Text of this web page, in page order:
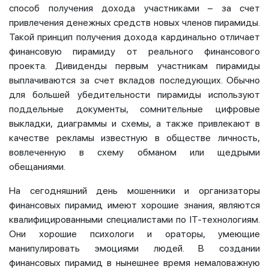
способ получения дохода участниками – за счет
привлечения денежных средств новых членов пирамиды.
Такой принцип получения дохода кардинально отличает
финансовую пирамиду от реального финансового
проекта. Дивиденды первым участникам пирамиды
выплачиваются за счет вкладов последующих. Обычно
для большей убедительности пирамиды используют
поддельные документы, сомнительные цифровые
выкладки, диаграммы и схемы, а также привлекают в
качестве рекламы известную в обществе личность,
вовлеченную в схему обманом или щедрыми
обещаниями.
На сегодняшний день мошенники и организаторы
финансовых пирамид имеют хорошие знания, являются
квалифицированными специалистами по IT-технологиям.
Они хорошие психологи и ораторы, умеющие
манипулировать эмоциями людей. В создании
финансовых пирамид в нынешнее время немаловажную